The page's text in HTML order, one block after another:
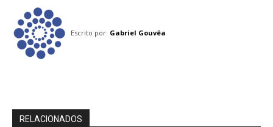
Escrito por: Gabriel Gouvêa
RELACIONADOS